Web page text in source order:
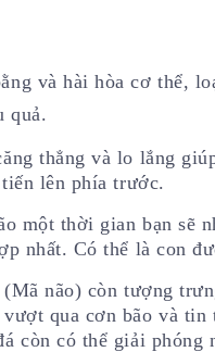
và hài hòa cơ thể,
quả.
thẳng và lo lắng
lên phía trước.
một thời gian bạn sẽ
nhất. Có thể là con
não) còn tượng
qua cơn bão và
còn có thể giải phóng